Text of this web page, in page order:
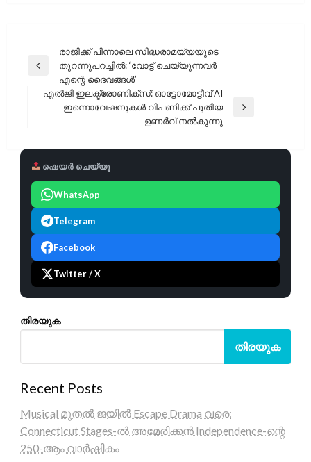
പോസ്റ്റുകളിലൂടെ
Previous
രാജിക്ക് പിന്നാലെ സിദ്ധരാമയ്യയുടെ
തുറന്നുപറച്ചിൽ: ‘വോട്ട് ചെയ്യുന്നവർ
എന്റെ ദൈവങ്ങൾ’
എൽജി ഇലക്ട്രോണിക്സ്: ഓട്ടോമോട്ടീവ് AI
ഇന്നൊവേഷനുകൾ വിപണിക്ക് പുതിയ
ഉണർവ് നൽകുന്നു
ഷെയർ ചെയ്യൂ
WhatsApp
Telegram
Facebook
Twitter / X
തിരയുക
തിരയുക
Recent Posts
Musical മുതൽ ജയിൽ Escape Drama വരെ:
Connecticut Stages-ൽ അമേരിക്കൻ Independence-ന്റെ
250-ആം വാർഷികം